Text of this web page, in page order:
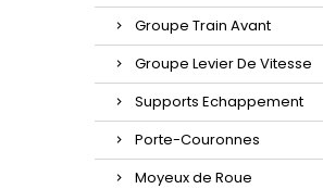
Groupe Train Avant
Groupe Levier De Vitesse
Supports Echappement
Porte-Couronnes
Moyeux de Roue